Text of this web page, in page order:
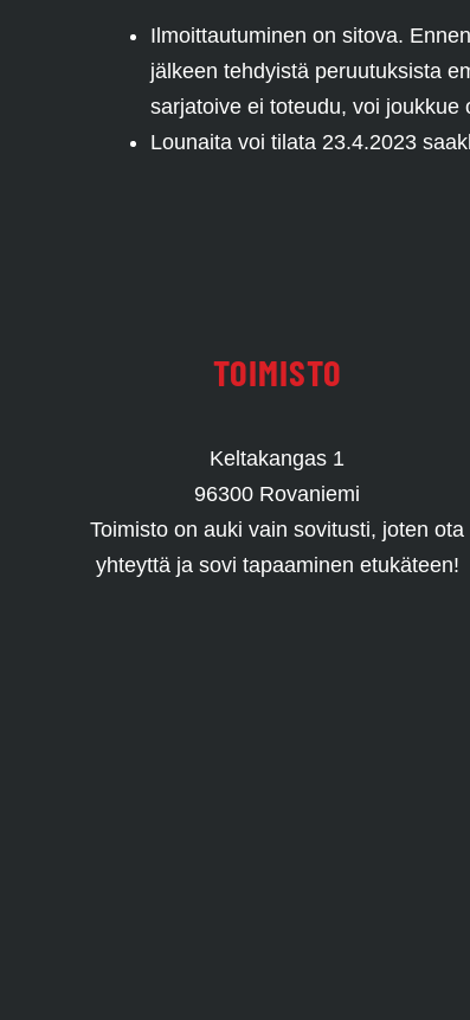
Ilmoittautuminen on sitova.
jälkeen tehdyistä peruutuksista
sarjatoive ei toteudu, voi
Lounaita voi tilata 23.4.2023
TOIMISTO
Keltakangas 1
96300 Rovaniemi
Toimisto on auki vain sovitusti, joten ota
yhteyttä ja sovi tapaaminen etukäteen!